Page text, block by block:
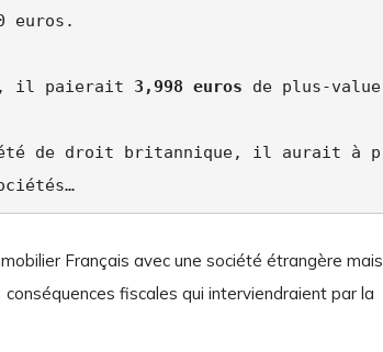
euros.
il paierait 3,998 euros de plus-value
de droit britannique, il aurait à p
Français avec une société étrangère mais
fiscales qui interviendraient par la